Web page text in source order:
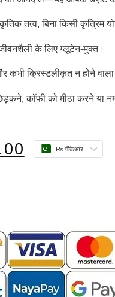
तत्व, बिना किसी कृत्रिम
के लिए ग्लूटेन-मुक्त।
कभी क्रिस्टलीकृत न होने वाला
कॉफी को मीठा करने
₨ पीकेआर